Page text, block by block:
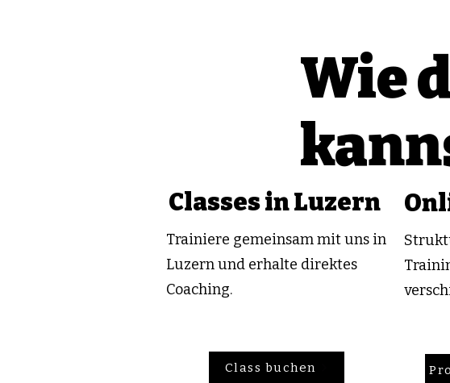
Wie
Classes in Luzern
Trainiere gemeinsam mit uns in
Luzern und erhalte direktes
Coaching.
Class buchen